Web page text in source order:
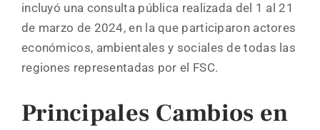
incluyó una consulta pública realizada del 1 al 21
de marzo de 2024, en la que participaron actores
económicos, ambientales y sociales de todas las
regiones representadas por el FSC.
Principales Cambios en